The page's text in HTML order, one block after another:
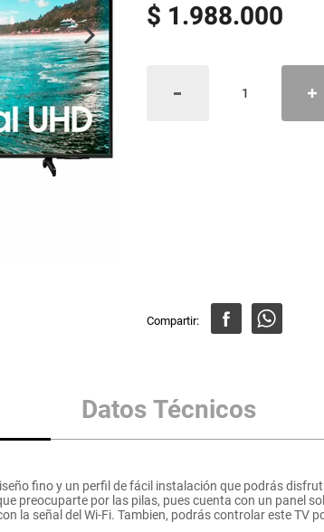
$ 1.988.000
Datos Técnicos
fino y un perfil de fácil instalación que podrás
preocuparte por las pilas, pues cuenta con un panel
la señal del Wi-Fi. Tambien, podrás controlar este TV